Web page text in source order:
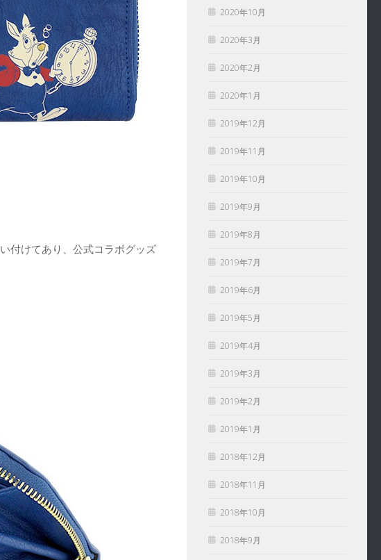
付けてあり、公式コラボグッズ
2020年10月
2020年3月
2020年2月
2020年1月
2019年12月
2019年11月
2019年10月
2019年9月
2019年8月
2019年7月
2019年6月
2019年5月
2019年4月
2019年3月
2019年2月
2019年1月
2018年12月
2018年11月
2018年10月
2018年9月